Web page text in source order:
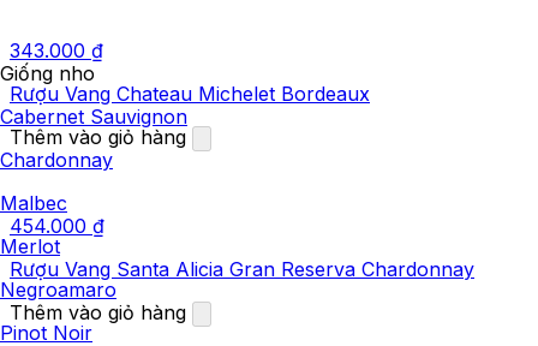
Giống nho
Cabernet Sauvignon
Chardonnay
Malbec
Merlot
Negroamaro
Pinot Noir
343.000 ₫
Rượu Vang Chateau Michelet Bordeaux
Thêm vào giỏ hàng
454.000 ₫
Rượu Vang Santa Alicia Gran Reserva Chardonnay
Thêm vào giỏ hàng